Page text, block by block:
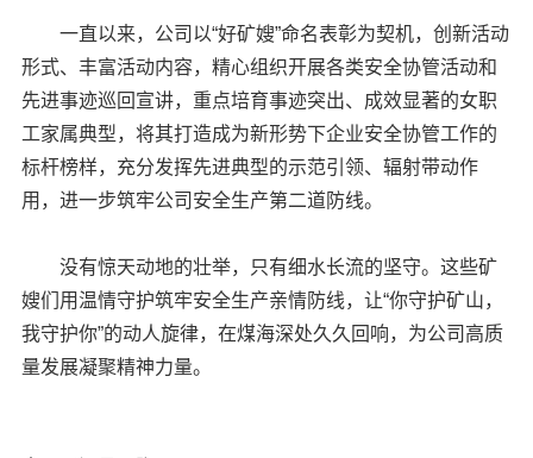
一直以来，公司以“好矿嫂”命名表彰为契机，创新活动
形式、丰富活动内容，精心组织开展各类安全协管活动和
先进事迹巡回宣讲，重点培育事迹突出、成效显著的女职
工家属典型，将其打造成为新形势下企业安全协管工作的
标杆榜样，充分发挥先进典型的示范引领、辐射带动作
用，进一步筑牢公司安全生产第二道防线。
没有惊天动地的壮举，只有细水长流的坚守。这些矿
嫂们用温情守护筑牢安全生产亲情防线，让“你守护矿山，
我守护你”的动人旋律，在煤海深处久久回响，为公司高质
量发展凝聚精神力量。